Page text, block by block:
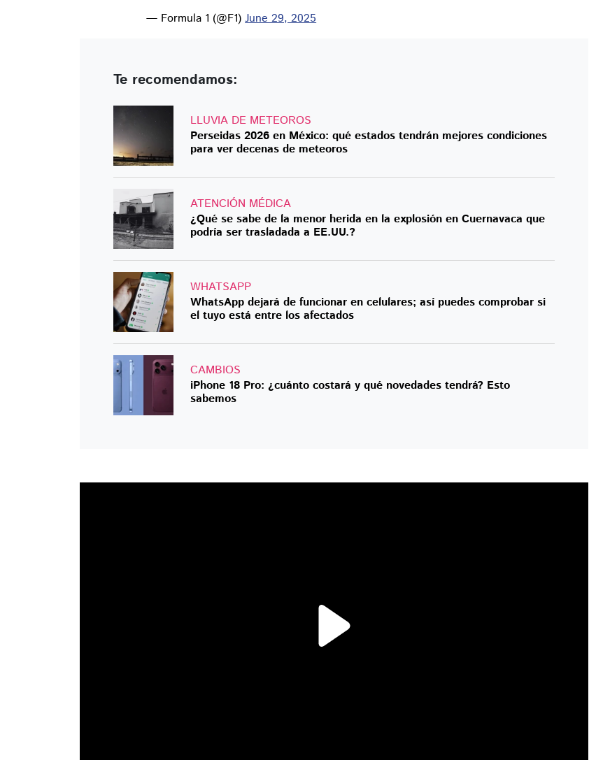
— Formula 1 (@F1)June 29, 2025
Te recomendamos:
LLUVIA DE METEOROS
Perseidas 2026 en México: qué estados tendrán mejores condiciones
para ver decenas de meteoros
ATENCIÓN MÉDICA
¿Qué se sabe de la menor herida en la explosión en Cuernavaca que
podría ser trasladada a EE.UU.?
WHATSAPP
WhatsApp dejará de funcionar en celulares; así puedes comprobar si
el tuyo está entre los afectados
CAMBIOS
iPhone 18 Pro: ¿cuánto costará y qué novedades tendrá? Esto
sabemos